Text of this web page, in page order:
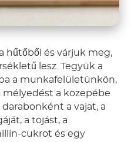
hűtőből és várjuk meg,
lesz. Tegyük a
a munkafelületünkön,
mélyedést a közepébe
a vajat, a
a tojást, a
cukrot és egy